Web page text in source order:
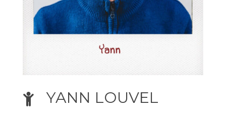
 YANN LOUVEL